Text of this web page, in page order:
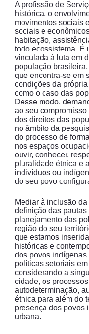
A profissão de
histórica, o
movimentos sociais
sociais e
habitação,
todo ecossistema. É
vinculada à luta em
população
que encontra-se em
condições da
como o caso das
Desse modo,
ao seu
dos direitos das
no âmbito da
do processo de
nos espaços
ouvir, conhecer,
pluralidade étnica e
indivíduos ou
do seu povo
Mediar à inclusão
definição das
planejamento das
região do seu
que estamos
históricas e
dos povos
políticas setoriais
considerando a
cidade, os
autodeterminação,
étnica para além do
presença dos povos
urbana.